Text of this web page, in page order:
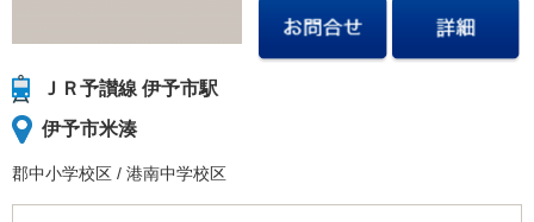
ＪＲ予讃線 伊予市駅
伊予市米湊
郡中小学校区 / 港南中学校区